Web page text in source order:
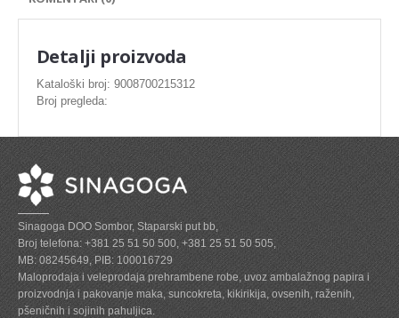
ZAMRZNUTO MESO SVINJSKO
ZAMRZNUTA RIBA
ZAMRZNUTO MESO PILETINA
PASTETE I MESNI NARESCI
TUNJEVINE I KONZERVE
GOTOVA JELA
SIROVINA ZA GASTRO
GASTRO
Detalji proizvoda
Kataloški broj: 9008700215312
Broj pregleda:
Sinagoga DOO Sombor, Staparski put bb,
Broj telefona: +381 25 51 50 500, +381 25 51 50 505,
MB: 08245649, PIB: 100016729
Maloprodaja i veleprodaja prehrambene robe, uvoz ambalažnog papira i
proizvodnja i pakovanje maka, suncokreta, kikirikija, ovsenih, raženih,
pšeničnih i sojinih pahuljica.